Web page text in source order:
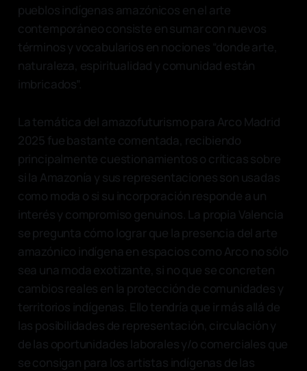
pueblos indígenas amazónicos en el arte
contemporáneo consiste en sumar con nuevos
términos y vocabularios en nociones “donde arte,
naturaleza, espiritualidad y comunidad están
imbricados”.
La temática del amazofuturismo para Arco Madrid
2025 fue bastante comentada, recibiendo
principalmente cuestionamientos o críticas sobre
si la Amazonía y sus representaciones son usadas
como moda o si su incorporación responde a un
interés y compromiso genuinos. La propia Valencia
se pregunta cómo lograr que la presencia del arte
amazónico indígena en espacios como Arco no sólo
sea una moda exotizante, si no que se concreten
cambios reales en la protección de comunidades y
territorios indígenas. Ello tendría que ir más allá de
las posibilidades de representación, circulación y
de las oportunidades laborales y/o comerciales que
se consigan para los artistas indígenas de las